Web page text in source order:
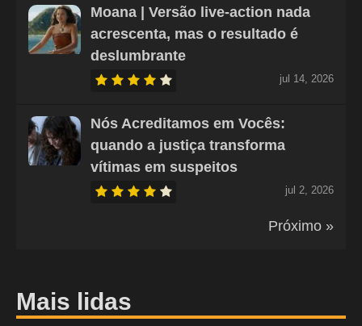
Moana | Versão live-action nada
acrescenta, mas o resultado é
deslumbrante
jul 14, 2026
Nós Acreditamos em Vocês:
quando a justiça transforma
vítimas em suspeitos
jul 2, 2026
Próximo »
Mais lidas